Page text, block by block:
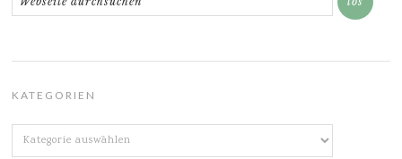
KATEGORIEN
Kategorien